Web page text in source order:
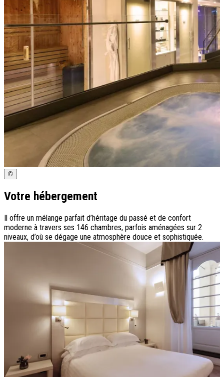
©
Votre hébergement
Il offre un mélange parfait d’héritage du passé et de confort
moderne à travers ses 146 chambres, parfois aménagées sur 2
niveaux, d’où se dégage une atmosphère douce et sophistiquée.